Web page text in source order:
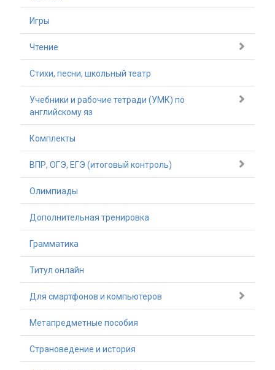
Игры
Чтение
Стихи, песни, школьный театр
Учебники и рабочие тетради (УМК) по
английскому яз
Комплекты
ВПР, ОГЭ, ЕГЭ (итоговый контроль)
Олимпиады
Дополнительная тренировка
Грамматика
Титул онлайн
Для смартфонов и компьютеров
Метапредметные пособия
Страноведение и история